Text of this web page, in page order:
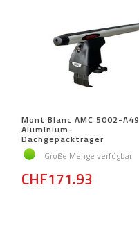
Mont Blanc AMC 5002-A49
Aluminium-
Dachgepäckträger
Große Menge verfügbar
CHF171.93